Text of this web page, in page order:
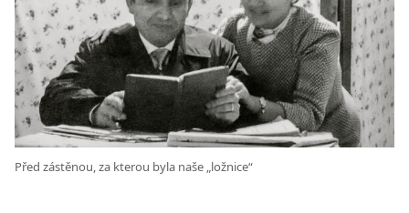
Před zástěnou, za kterou byla naše „ložnice“